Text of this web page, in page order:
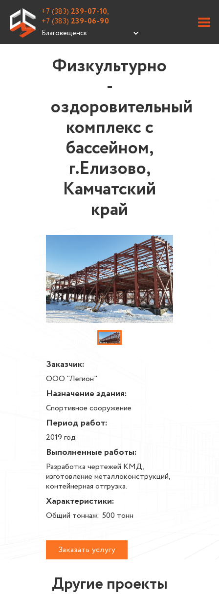
+7 (383) 239-07-10,
+7 (383) 239-06-90
Физкультурно
-
оздоровительный
комплекс с
бассейном,
г.Елизово,
Камчатский
край
Заказчик:
ООО "Легион"
Назначение здания:
Спортивное сооружение
Период работ:
2019 год
Выполненные работы:
Разработка чертежей КМД,
изготовление металлоконструкций,
контейнерная отгрузка.
Характеристики:
Общий тоннаж: 500 тонн
Заказать услугу
Другие проекты